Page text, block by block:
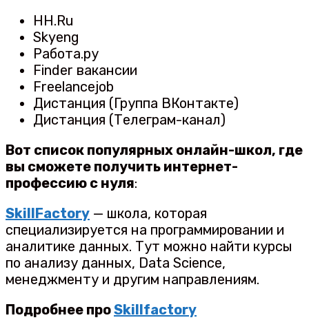
HH.Ru
Skyeng
Работа.ру
Finder вакансии
Freelancejob
Дистанция (Группа ВКонтакте)
Дистанция (Телеграм-канал)
Вот список популярных онлайн-школ, где
вы сможете получить интернет-
профессию с нуля:
SkillFactory — школа, которая
специализируется на программировании и
аналитике данных. Тут можно найти курсы
по анализу данных, Data Science,
менеджменту и другим направлениям.
Подробнее проSkillfactory